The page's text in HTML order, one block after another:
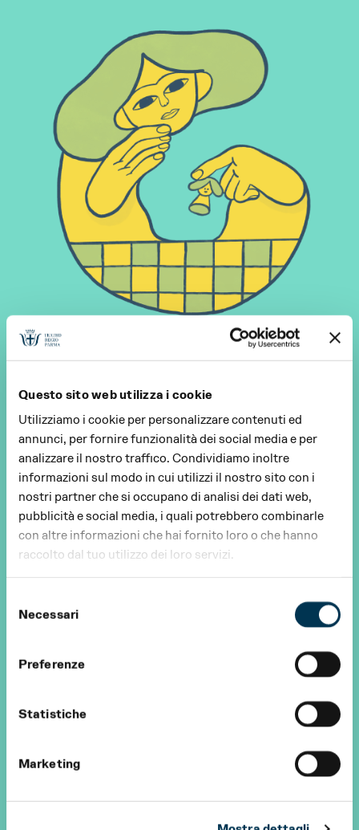
Questo sito web utilizza i cookie
Utilizziamo i cookie per personalizzare contenuti ed
annunci, per fornire funzionalità dei social media e per
analizzare il nostro traffico. Condividiamo inoltre
informazioni sul modo in cui utilizzi il nostro sito con i
nostri partner che si occupano di analisi dei dati web,
pubblicità e social media, i quali potrebbero combinarle
con altre informazioni che hai fornito loro o che hanno
raccolto dal tuo utilizzo dei loro servizi.
delNecessari
Preferenze
Statistiche
Marketing